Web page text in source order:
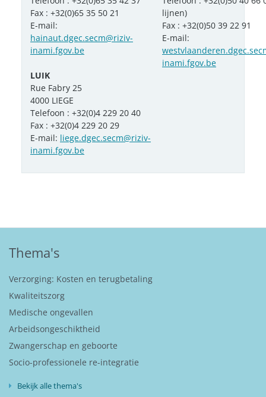
Fax : +32(0)65 35 50 21
E-mail:
hainaut.dgec.secm@riziv-
inami.fgov.be
lijnen)
Fax : +32(0)50 39 22 91
E-mail:
inami.fgov.be
LUIK
Rue Fabry 25
4000 LIEGE
Telefoon : +32(0)4 229 20 40
Fax : +32(0)4 229 20 29
E-mail: liege.dgec.secm@riziv-
inami.fgov.be
Thema's
Verzorging: Kosten en terugbetaling
Kwaliteitszorg
Medische ongevallen
Arbeidsongeschiktheid
Zwangerschap en geboorte
Socio-professionele re-integratie
Bekijk alle thema's